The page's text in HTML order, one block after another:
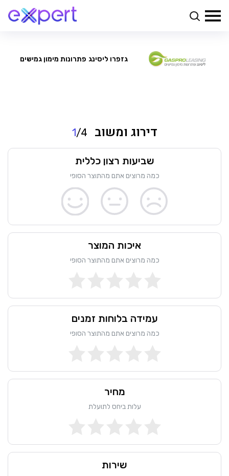
גזפרו ליסינג פתרונות מימון גמישים
דירוג ומשוב 1/4
שביעות רצון כללית
כמה מרוצים אתם מהתוצר הסופי
איכות המוצר
כמה מרוצים אתם מהתוצר הסופי
עמידה בלוחות זמנים
כמה מרוצים אתם מהתוצר הסופי
מחיר
עלות ביחס לתועלת
שירות